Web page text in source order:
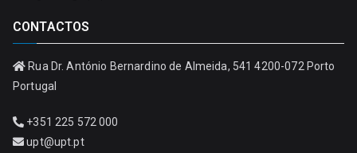
CONTACTOS
Rua Dr. António Bernardino de Almeida, 541 4200-072 Porto
Portugal
+351 225 572 000
upt@upt.pt